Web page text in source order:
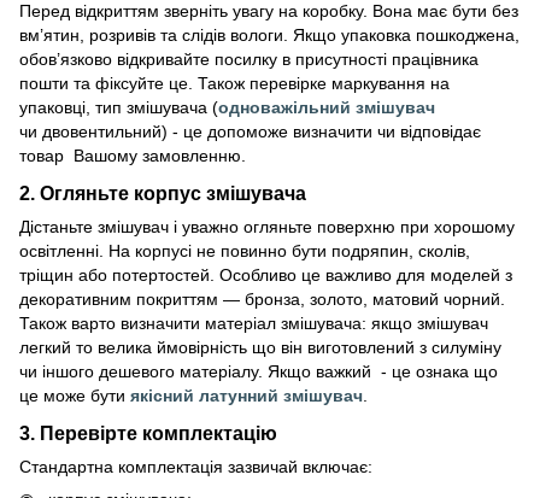
Перед відкриттям зверніть увагу на коробку. Вона має бути без
вм’ятин, розривів та слідів вологи. Якщо упаковка пошкоджена,
обов’язково відкривайте посилку в присутності працівника
пошти та фіксуйте це. Також перевірке маркування на
упаковці, тип змішувача (одноважільний змішувач
чи двовентильний) - це допоможе визначити чи відповідає
товар Вашому замовленню.
2. Огляньте корпус змішувача
Дістаньте змішувач і уважно огляньте поверхню при хорошому
освітленні. На корпусі не повинно бути подряпин, сколів,
тріщин або потертостей. Особливо це важливо для моделей з
декоративним покриттям — бронза, золото, матовий чорний.
Також варто визначити матеріал змішувача: якщо змішувач
легкий то велика ймовірність що він виготовлений з силуміну
чи іншого дешевого матеріалу. Якщо важкий - це ознака що
це може бути якісний латунний змішувач
3. Перевірте комплектацію
Стандартна комплектація зазвичай включає: